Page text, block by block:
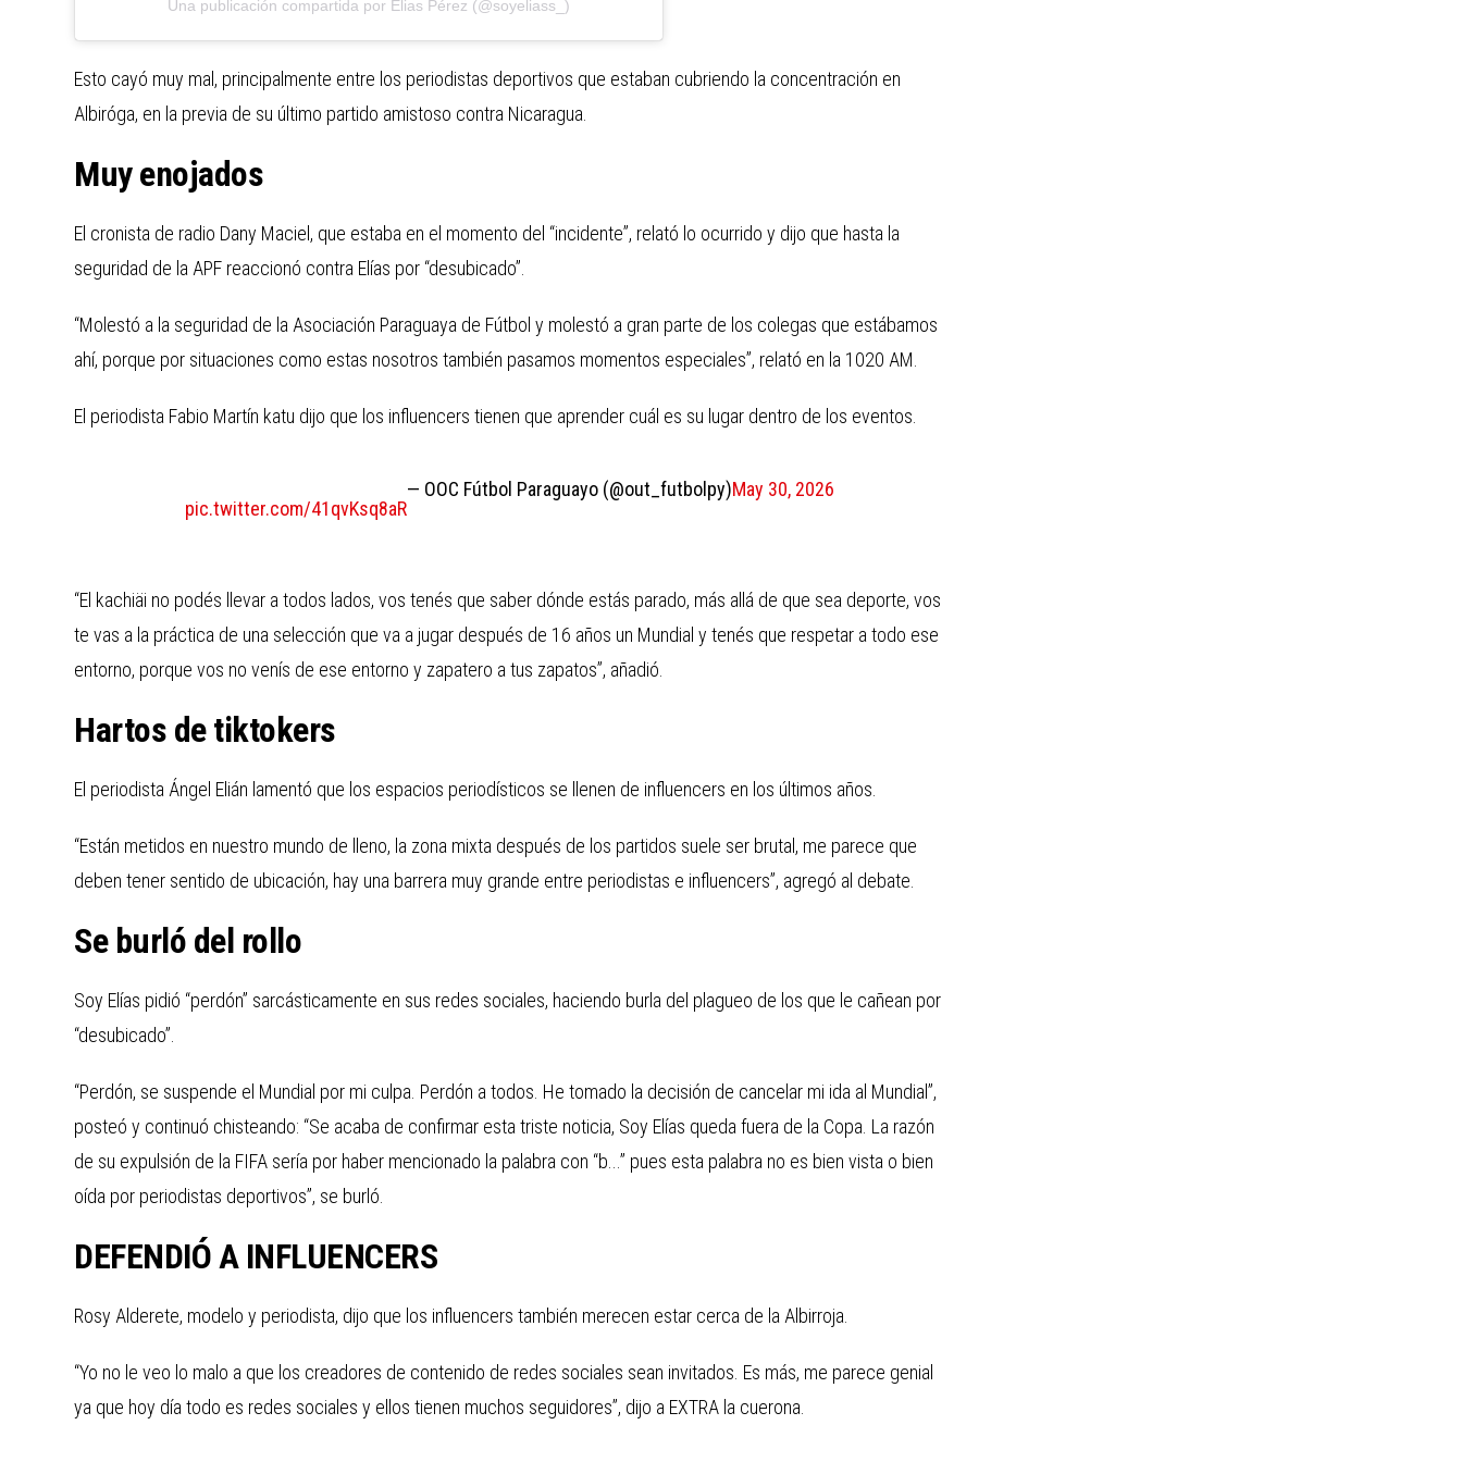
Una publicación compartida por Elias Pérez (@soyeliass_)
Esto cayó muy mal, principalmente entre los periodistas deportivos que estaban cubriendo la concentración en
Albiróga, en la previa de su último partido amistoso contra Nicaragua.
Muy enojados
El cronista de radio Dany Maciel, que estaba en el momento del “incidente”, relató lo ocurrido y dijo que hasta la
seguridad de la APF reaccionó contra Elías por “desubicado”.
“Molestó a la seguridad de la Asociación Paraguaya de Fútbol y molestó a gran parte de los colegas que estábamos
ahí, porque por situaciones como estas nosotros también pasamos momentos especiales”, relató en la 1020 AM.
El periodista Fabio Martín katu dijo que los influencers tienen que aprender cuál es su lugar dentro de los eventos.
pic.twitter.com/41qvKsq8aR
— OOC Fútbol Paraguayo (@out_futbolpy)May 30, 2026
“El kachiäi no podés llevar a todos lados, vos tenés que saber dónde estás parado, más allá de que sea deporte, vos
te vas a la práctica de una selección que va a jugar después de 16 años un Mundial y tenés que respetar a todo ese
entorno, porque vos no venís de ese entorno y zapatero a tus zapatos”, añadió.
Hartos de tiktokers
El periodista Ángel Elián lamentó que los espacios periodísticos se llenen de influencers en los últimos años.
“Están metidos en nuestro mundo de lleno, la zona mixta después de los partidos suele ser brutal, me parece que
deben tener sentido de ubicación, hay una barrera muy grande entre periodistas e influencers”, agregó al debate.
Se burló del rollo
Soy Elías pidió “perdón” sarcásticamente en sus redes sociales, haciendo burla del plagueo de los que le cañean por
“desubicado”.
“Perdón, se suspende el Mundial por mi culpa. Perdón a todos. He tomado la decisión de cancelar mi ida al Mundial”,
posteó y continuó chisteando: “Se acaba de confirmar esta triste noticia, Soy Elías queda fuera de la Copa. La razón
de su expulsión de la FIFA sería por haber mencionado la palabra con “b...” pues esta palabra no es bien vista o bien
oída por periodistas deportivos”, se burló.
DEFENDIÓ A INFLUENCERS
Rosy Alderete, modelo y periodista, dijo que los influencers también merecen estar cerca de la Albirroja.
“Yo no le veo lo malo a que los creadores de contenido de redes sociales sean invitados. Es más, me parece genial
ya que hoy día todo es redes sociales y ellos tienen muchos seguidores”, dijo a EXTRA la cuerona.